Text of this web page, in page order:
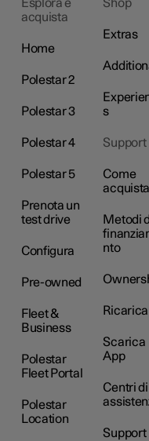
Esplora e
acquista
Home
Polestar 2
Polestar 3
Polestar 4
Polestar 5
Prenota un
test drive
Configura
Pre-owned
Fleet &
Business
Polestar
Fleet Portal
Polestar
Location
Shop
Extras
s
Support
Come
Metodi
nto
Ricarica
Scarica
App
Centri di
Support